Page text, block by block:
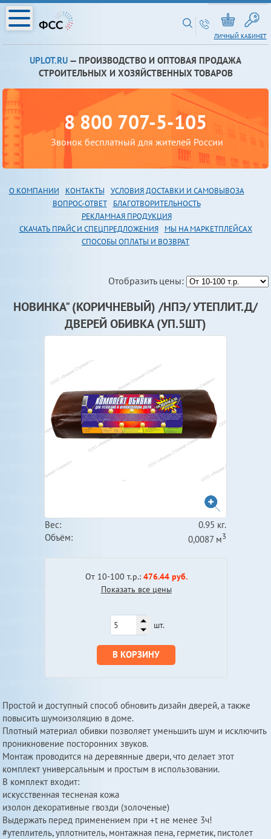
ЛИЧНЫЙ КАБИНЕТ
UPLOT.RU — ПРОИЗВОДСТВО И ОПТОВАЯ ПРОДАЖА
СТРОИТЕЛЬНЫХ И ХОЗЯЙСТВЕННЫХ ТОВАРОВ
8 800 707-5-105
Звонок бесплатный для жителей России
О КОМПАНИИ КОНТАКТЫ
УСЛОВИЯ ДОСТАВКИ И САМОВЫВОЗА
ВОПРОС-ОТВЕТ
БЛАГОТВОРИТЕЛЬНОСТЬ
РЕКЛАМНАЯ ПРОДУКЦИЯ
СКАЧАТЬ ПРАЙС И СПЕЦПРЕДЛОЖЕНИЯ
МЫ НА МАРКЕТПЛЕЙСАХ
СПОСОБЫ ОПЛАТЫ И ВОЗВРАТ
Отобразить цены:
НОВИНКА" (КОРИЧНЕВЫЙ) /НПЭ/ УТЕПЛИТ.Д/
ДВЕРЕЙ ОБИВКА (УП.5ШТ)
Вес:
0.95 кг.
Объём:
0,0087 м3
От 10-100 т.р.: 476.44 руб.
Показать все цены
шт.
В КОРЗИНУ
Простой и доступный способ обновить дизайн дверей, а также
повысить шумоизоляцию в доме.
Плотный материал обивки позволяет уменьшить шум и исключить
проникновение посторонних звуков.
Монтаж проводится на деревянные двери, что делает этот
комплект универсальным и простым в использовании.
В комплект входит:
искусственная тесненая кожа
изолон декоративные гвозди (золоченые)
Выдержать перед применением при +t не менее 3ч!
#утеплитель, уплотнитель, монтажная пена, герметик, пистолет